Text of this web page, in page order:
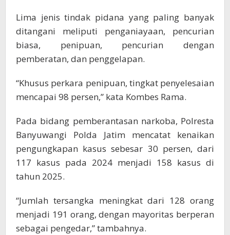
Lima jenis tindak pidana yang paling banyak
ditangani meliputi penganiayaan, pencurian
biasa, penipuan, pencurian dengan
pemberatan, dan penggelapan.
“Khusus perkara penipuan, tingkat penyelesaian
mencapai 98 persen,” kata Kombes Rama.
Pada bidang pemberantasan narkoba, Polresta
Banyuwangi Polda Jatim mencatat kenaikan
pengungkapan kasus sebesar 30 persen, dari
117 kasus pada 2024 menjadi 158 kasus di
tahun 2025.
“Jumlah tersangka meningkat dari 128 orang
menjadi 191 orang, dengan mayoritas berperan
sebagai pengedar,” tambahnya.